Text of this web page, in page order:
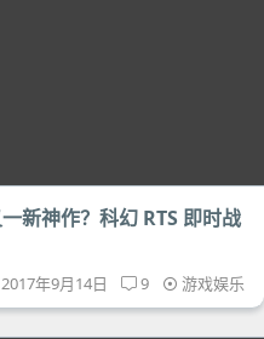
新神作？科幻 RTS 即时战
2017年9月14日 9 游戏娱乐